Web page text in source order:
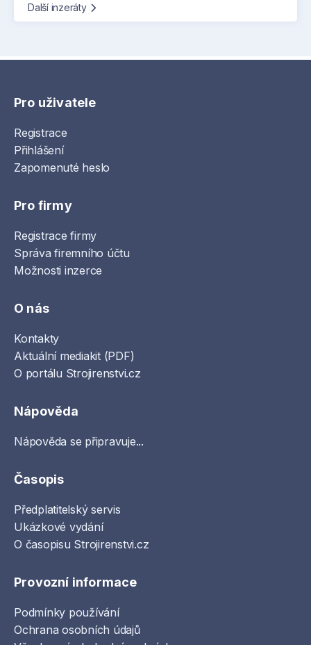
Další inzeráty
Pro uživatele
Registrace
Přihlášení
Zapomenuté heslo
Pro firmy
Registrace firmy
Správa firemního účtu
Možnosti inzerce
O nás
Kontakty
Aktuální mediakit (PDF)
O portálu Strojirenstvi.cz
Nápověda
Nápověda se připravuje...
Časopis
Předplatitelský servis
Ukázkové vydání
O časopisu Strojirenstvi.cz
Provozní informace
Podmínky používání
Ochrana osobních údajů